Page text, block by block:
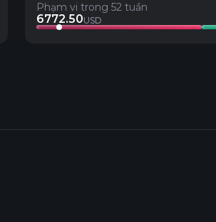
Phạm vi trong 52 tuần
6772.50USD